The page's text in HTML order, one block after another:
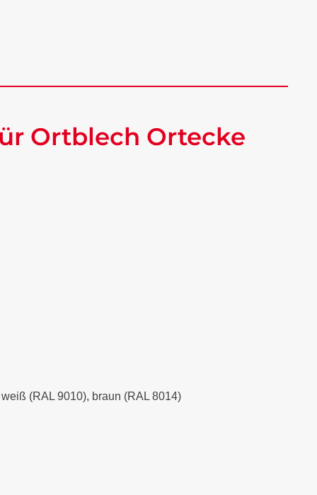
Ortblech Ortecke
(RAL 9010), braun (RAL 8014)